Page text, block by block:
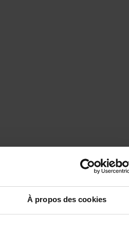
À propos des cookies